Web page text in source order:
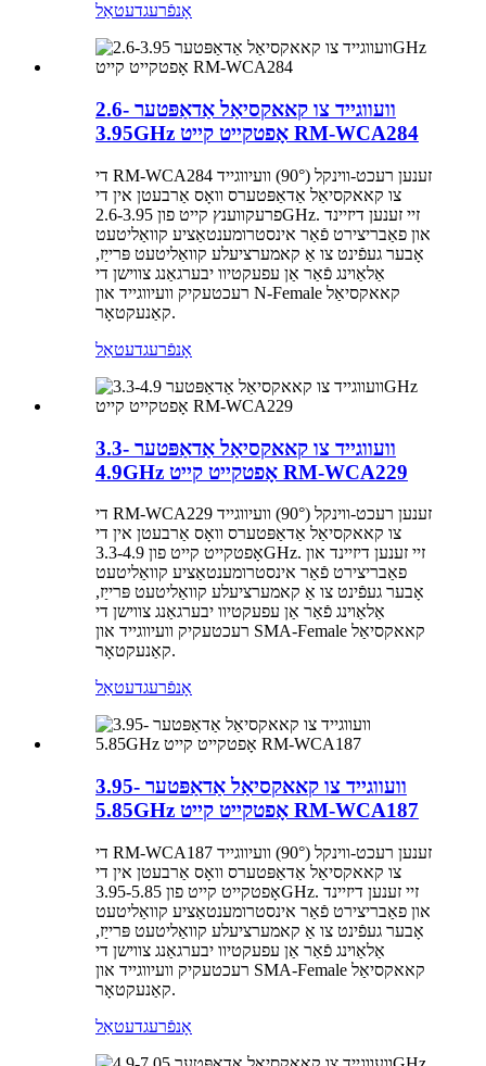
אָנפֿרעגדעטאַל
וועווגייד צו קאאקסיאַל אַדאַפּטער 2.6-
3.95GHz אָפטקייט קייט RM-WCA284
די RM-WCA284 זענען רעכט-ווינקל (90°) וועיווגייד
צו קאאקסיאַל אַדאַפּטערס וואָס אַרבעטן אין די
פרעקווענץ קייט פון 2.6-3.95GHz. זיי זענען דיזיינד
און פאַבריצירט פֿאַר אינסטרומענטאַציע קוואַליטעט
אָבער געפֿינט צו אַ קאמערציעלע קוואַליטעט פּרייַז,
אַלאַוינג פֿאַר אַן עפעקטיוו יבערגאַנג צווישן די
רעכטעקיק וועיווגייד און N-Female קאאקסיאַל
קאַנעקטאָר.
אָנפֿרעגדעטאַל
וועווגייד צו קאאקסיאַל אַדאַפּטער 3.3-
4.9GHz אָפטקייט קייט RM-WCA229
די RM-WCA229 זענען רעכט-ווינקל (90°) וועיווגייד
צו קאאקסיאַל אַדאַפּטערס וואָס אַרבעטן אין די
אָפטקייט קייט פון 3.3-4.9GHz. זיי זענען דיזיינד און
פאַבריצירט פֿאַר אינסטרומענטאַציע קוואַליטעט
אָבער געפֿינט צו אַ קאמערציעלע קוואַליטעט פּרייַז,
אַלאַוינג פֿאַר אַן עפעקטיוו יבערגאַנג צווישן די
רעכטעקיק וועיווגייד און SMA-Female קאאקסיאַל
קאַנעקטאָר.
אָנפֿרעגדעטאַל
וועווגייד צו קאאקסיאַל אַדאַפּטער 3.95-
5.85GHz אָפטקייט קייט RM-WCA187
די RM-WCA187 זענען רעכט-ווינקל (90°) וועיווגייד
צו קאאקסיאַל אַדאַפּטערס וואָס אַרבעטן אין די
אָפטקייט קייט פון 3.95-5.85GHz. זיי זענען דיזיינד
און פאַבריצירט פֿאַר אינסטרומענטאַציע קוואַליטעט
אָבער געפֿינט צו אַ קאמערציעלע קוואַליטעט פּרייַז,
אַלאַוינג פֿאַר אַן עפעקטיוו יבערגאַנג צווישן די
רעכטעקיק וועיווגייד און SMA-Female קאאקסיאַל
קאַנעקטאָר.
אָנפֿרעגדעטאַל